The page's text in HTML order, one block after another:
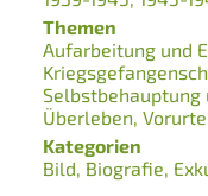
Themen
Aufarbeitung und
Selbstbehauptung
Überleben
Kategorien
Bild Biografie